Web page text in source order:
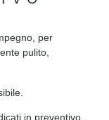
per
pulito,
in preventivo,